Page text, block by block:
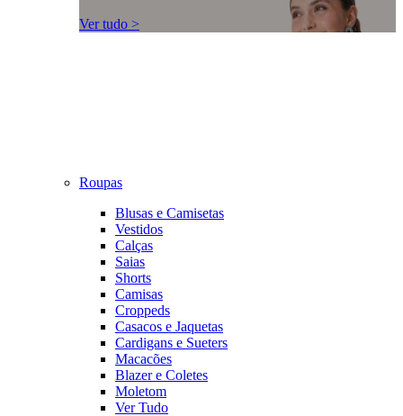
Ver tudo >
Roupas
Blusas e Camisetas
Vestidos
Calças
Saias
Shorts
Camisas
Croppeds
Casacos e Jaquetas
Cardigans e Sueters
Macacões
Blazer e Coletes
Moletom
Ver Tudo